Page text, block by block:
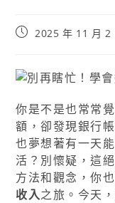
2025 年 11 月 2
你是不是也常常
額，卻發現銀行
也夢想著有一天能
活？別懷疑，這
方法和觀念，你
收入之旅。今天